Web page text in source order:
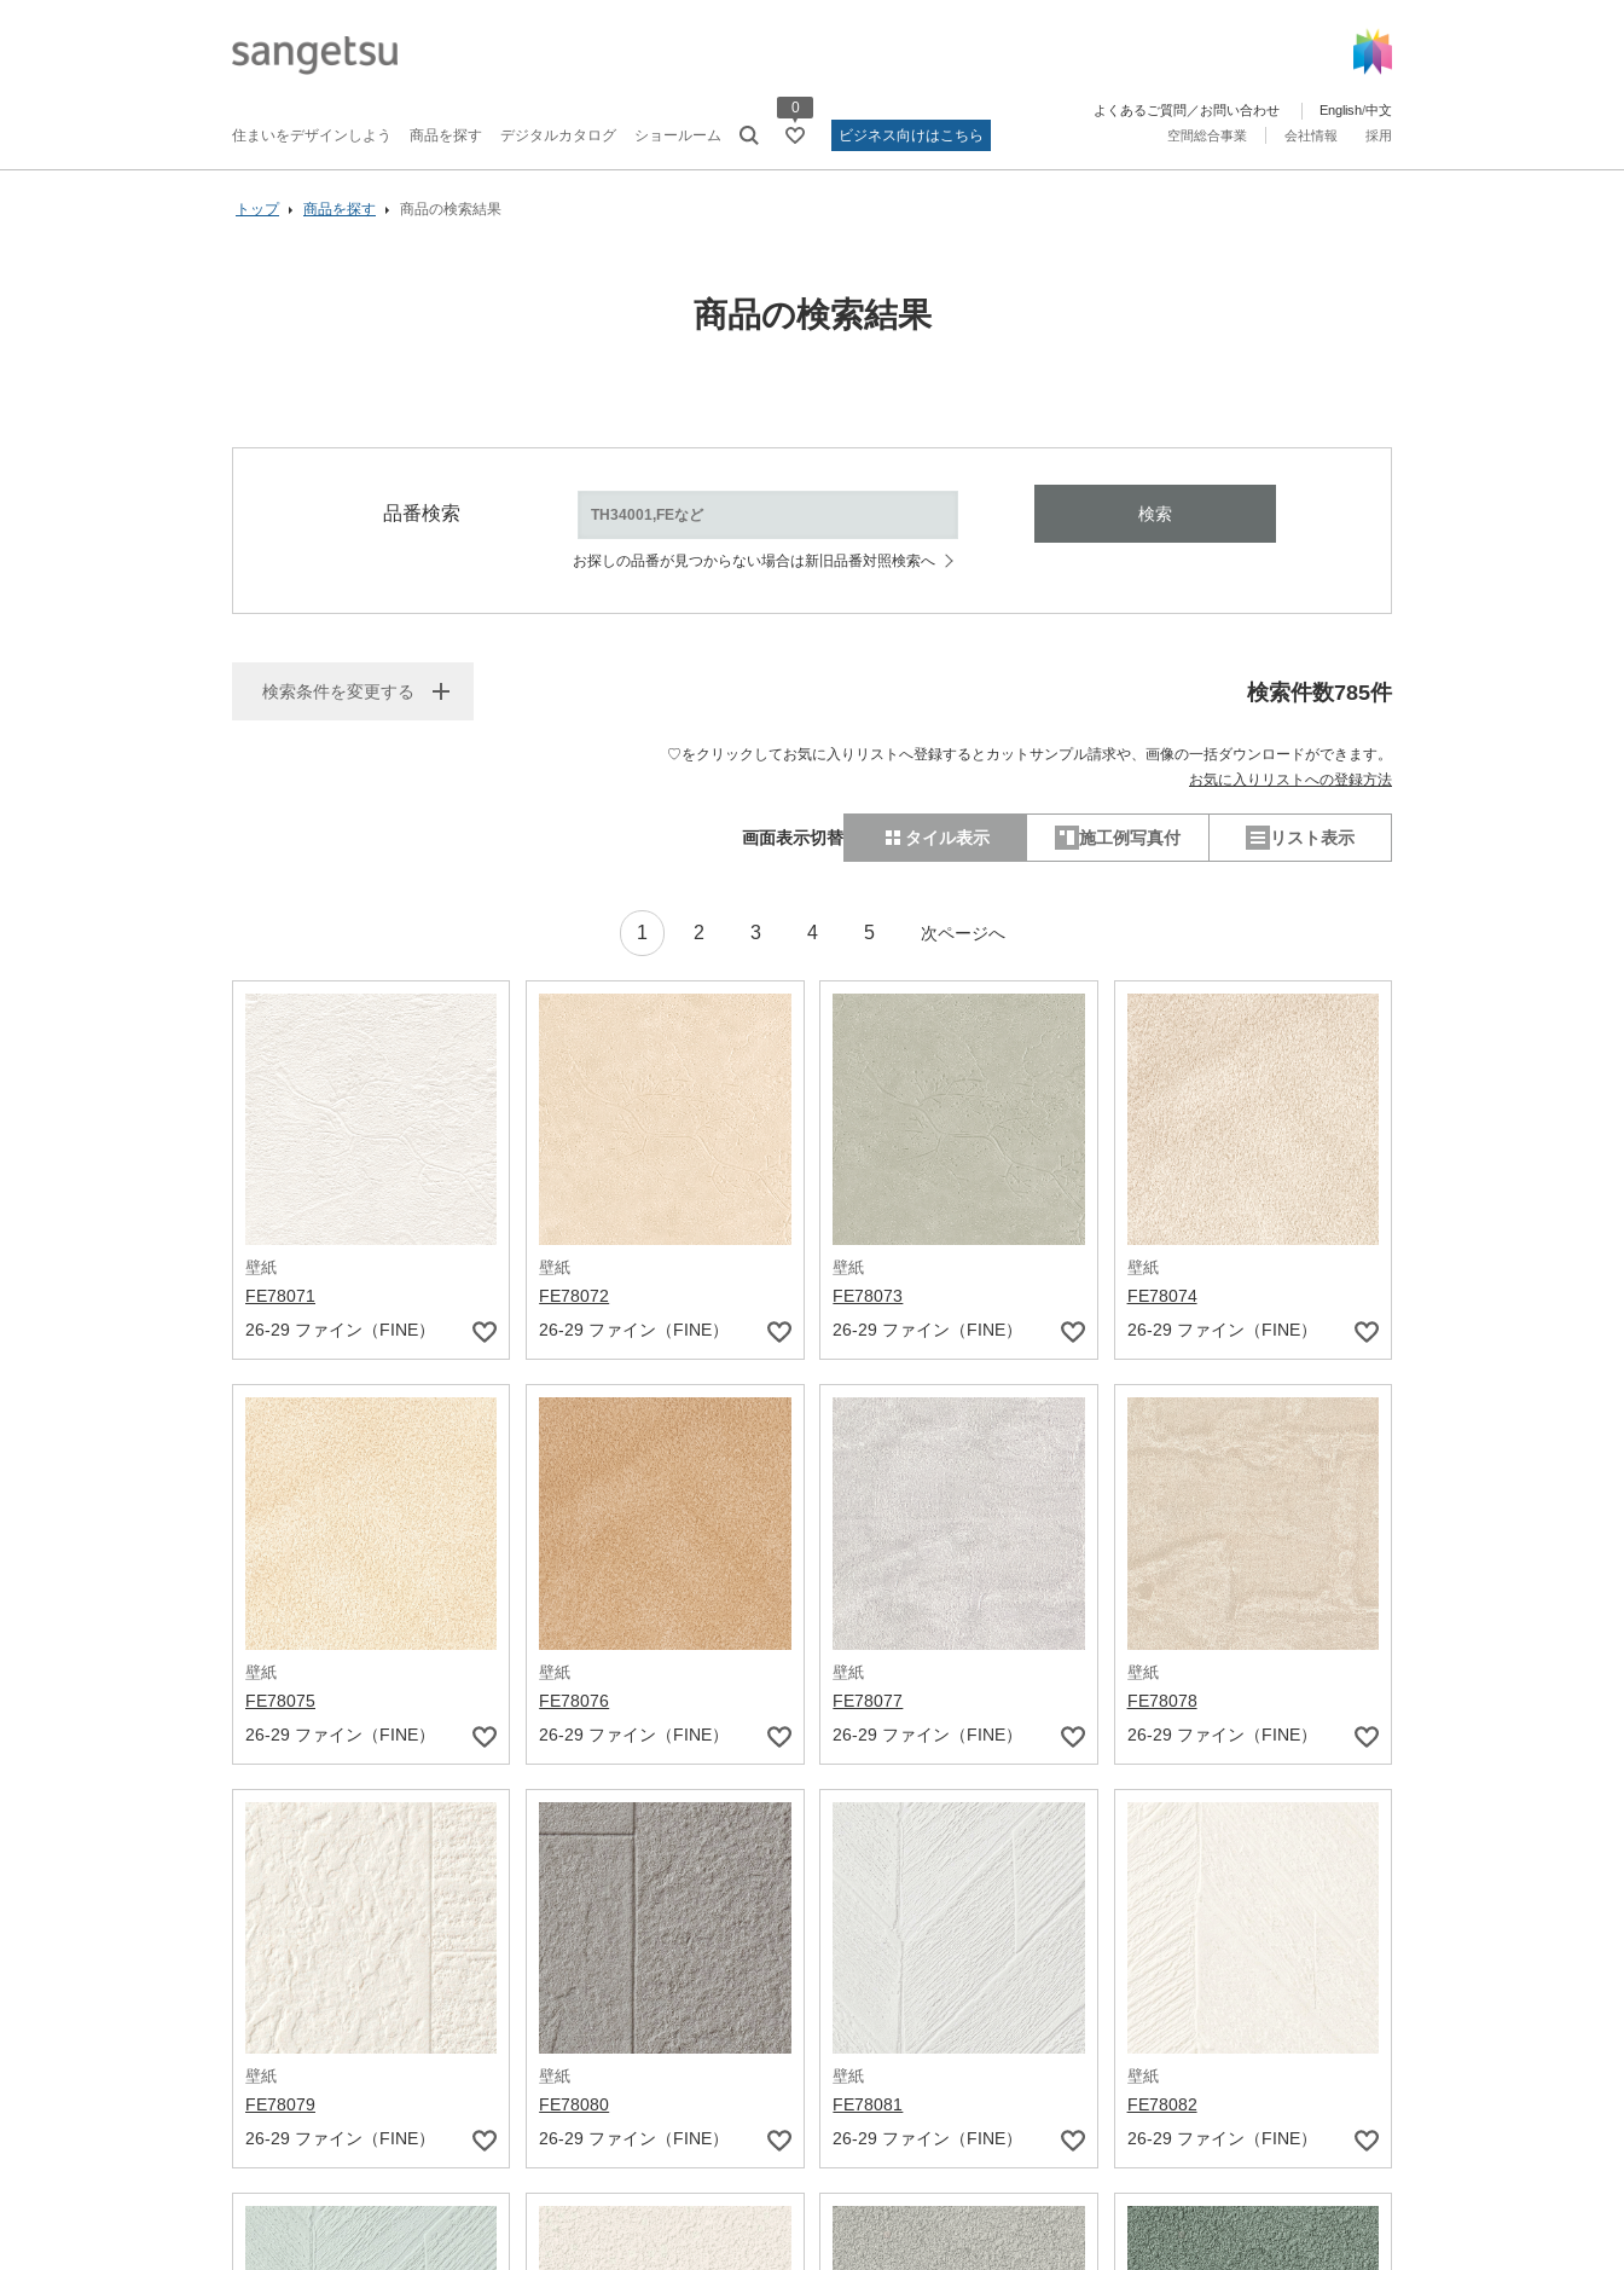
住まいをデザインしよう 商品を探す デジタルカタログ ショールーム
0
ビジネス向けはこちら
空間総合事業 会社情報 採用
よくあるご質問／お問い合わせ English/中文
トップ 商品を探す 商品の検索結果
商品の検索結果
品番検索 検索
お探しの品番が見つからない場合は新旧品番対照検索へ
検索条件を変更する 検索件数785件
♡をクリックしてお気に入りリストへ登録するとカットサンプル請求や、 画像の一括ダウンロードができます。
お気に入りリストへの登録方法
画面表示切替 タイル表示 施工例写真付 リスト表示
1 2 3 4 5 次ページへ
壁紙
FE78071
26-29 ファイン（FINE）
壁紙
FE78072
26-29 ファイン（FINE）
壁紙
FE78073
26-29 ファイン（FINE）
壁紙
FE78074
26-29 ファイン（FINE）
壁紙
FE78075
26-29 ファイン（FINE）
壁紙
FE78076
26-29 ファイン（FINE）
壁紙
FE78077
26-29 ファイン（FINE）
壁紙
FE78078
26-29 ファイン（FINE）
壁紙
FE78079
26-29 ファイン（FINE）
壁紙
FE78080
26-29 ファイン（FINE）
壁紙
FE78081
26-29 ファイン（FINE）
壁紙
FE78082
26-29 ファイン（FINE）